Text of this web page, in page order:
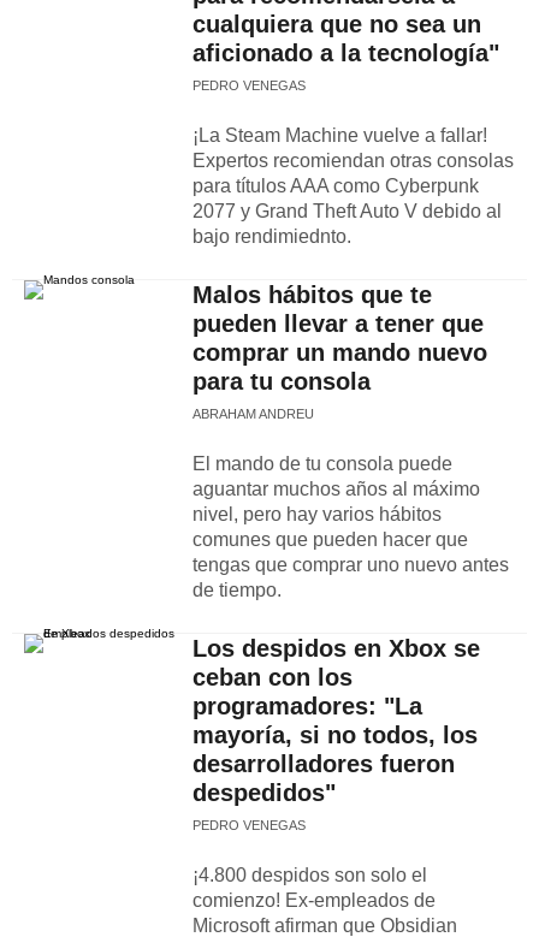
cualquiera que no sea un
aficionado a la tecnología"
PEDRO VENEGAS
¡La Steam Machine vuelve a fallar!
Expertos recomiendan otras consolas
para títulos AAA como Cyberpunk
2077 y Grand Theft Auto V debido al
bajo rendimiednto.
Malos hábitos que te
pueden llevar a tener que
comprar un mando nuevo
para tu consola
ABRAHAM ANDREU
El mando de tu consola puede
aguantar muchos años al máximo
nivel, pero hay varios hábitos
comunes que pueden hacer que
tengas que comprar uno nuevo antes
de tiempo.
Los despidos en Xbox se
ceban con los
programadores: "La
mayoría, si no todos, los
desarrolladores fueron
despedidos"
PEDRO VENEGAS
¡4.800 despidos son solo el
comienzo! Ex-empleados de
Microsoft afirman que Obsidian